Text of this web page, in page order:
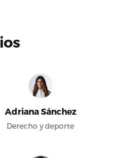
Adriana Sánchez
Derecho y deporte